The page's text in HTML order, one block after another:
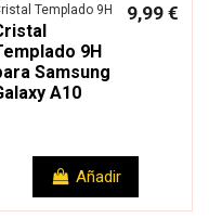
Templado 9H
9H
Samsung
A10
9,99 €
Añadir